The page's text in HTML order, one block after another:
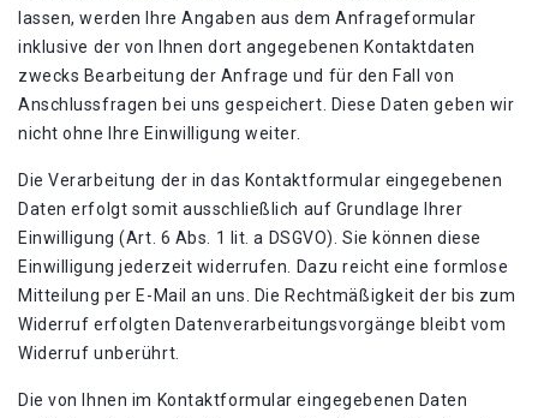
lassen, werden Ihre Angaben aus dem Anfrageformular
inklusive der von Ihnen dort angegebenen Kontaktdaten
zwecks Bearbeitung der Anfrage und für den Fall von
Anschlussfragen bei uns gespeichert. Diese Daten geben wir
nicht ohne Ihre Einwilligung weiter.
Die Verarbeitung der in das Kontaktformular eingegebenen
Daten erfolgt somit ausschließlich auf Grundlage Ihrer
Einwilligung (Art. 6 Abs. 1 lit. a DSGVO). Sie können diese
Einwilligung jederzeit widerrufen. Dazu reicht eine formlose
Mitteilung per E-Mail an uns. Die Rechtmäßigkeit der bis zum
Widerruf erfolgten Datenverarbeitungsvorgänge bleibt vom
Widerruf unberührt.
Die von Ihnen im Kontaktformular eingegebenen Daten